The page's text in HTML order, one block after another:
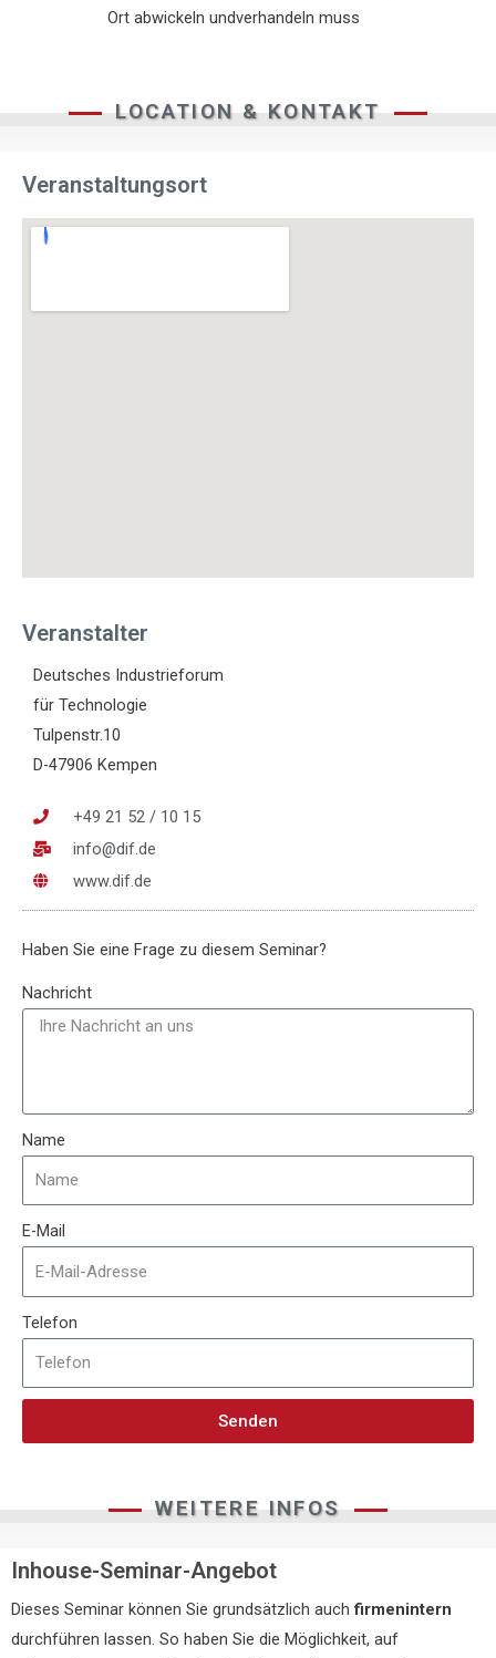
Ort abwickeln undverhandeln muss
LOCATION & KONTAKT
Veranstaltungsort
Veranstalter
Deutsches Industrieforum
für Technologie
Tulpenstr.10
D-47906 Kempen
+49 21 52 / 10 15
info@dif.de
www.dif.de
Haben Sie eine Frage zu diesem Seminar?
Nachricht
Name
E-Mail
Telefon
Senden
WEITERE INFOS
Inhouse-Seminar-Angebot
Dieses Seminar können Sie grundsätzlich auchfirmenintern
durchführen lassen. So haben Sie die Möglichkeit, auf